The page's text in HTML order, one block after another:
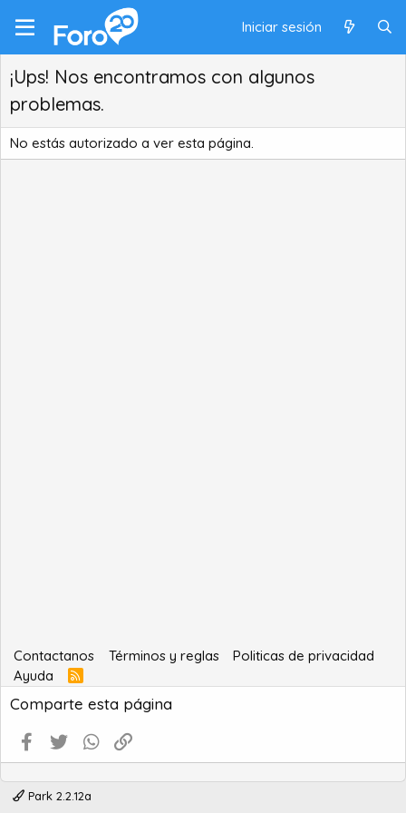
Iniciar sesión
¡Ups! Nos encontramos con algunos
problemas.
No estás autorizado a ver esta página.
Contactanos Términos y reglas
Politicas de privacidad
Ayuda
R
S
S
Comparte esta página
Facebook
Twitter WhatsApp
Park 2.2.12a